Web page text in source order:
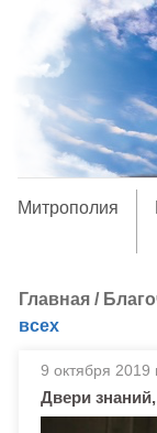
Митрополия
Главная /
всех
9 октября 2019
Двери